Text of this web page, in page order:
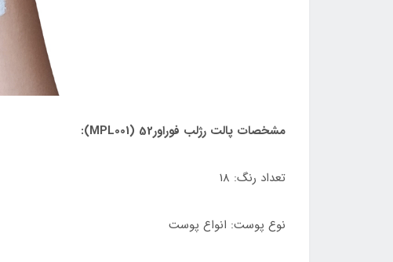
مشخصات پالت رژلب فوراور52 (MPL001):
تعداد رنگ: 18
نوع پوست: انواع پوست